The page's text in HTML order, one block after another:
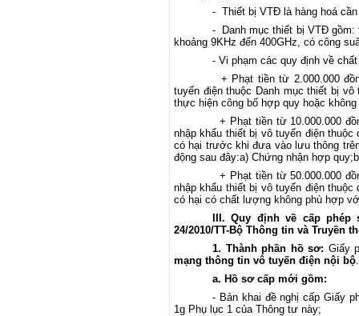
- Thiết bị VTĐ là hàng hoá cần
- Danh mục thiết bị VTĐ gồm:
khoảng 9KHz đến 400GHz, có công
- Vi phạm các quy định về
+ Phạt tiền từ 2.000.000
tuyến điện thuộc Danh mục thiết bị
thực hiện công bố hợp quy hoặc
+ Phạt tiền từ 10.000.000
nhập khẩu thiết bị vô tuyến điện
có hại trước khi đưa vào lưu thông
động sau đây:a) Chứng nhận hợp
+ Phạt tiền từ 50.000.000
nhập khẩu thiết bị vô tuyến điện
có hại có chất lượng không phù hợp
III. Quy định về cấp
24/2010/TT-Bộ Thông tin và Truyền
1. Thành phần hồ sơ: Giấy
mạng thông tin vô tuyến điện nội bộ.
a. Hồ sơ cấp mới gồm:
- Bản khai đề nghị cấp Giấy
1g Phụ lục 1 của Thông tư này;